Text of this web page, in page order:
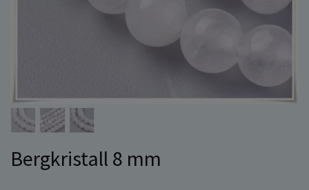
Bergkristall 8 mm